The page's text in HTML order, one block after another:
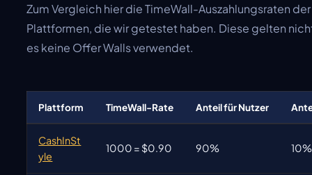
Zum Vergleich hier die TimeWall-Auszahlungsraten
Plattformen, die wir getestet haben. Diese gelten
es keine Offer Walls verwendet.
Plattform TimeWall-Rate Anteil für Nutzer
CashInSt
yle
1000 = $0.90 90% 10%